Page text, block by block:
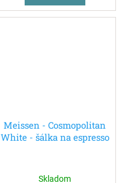
Meissen - Cosmopolitan
White - šálka na espresso
Skladom